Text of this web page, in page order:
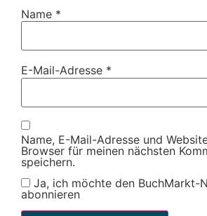
Name *
E-Mail-Adresse *
Name, E-Mail-Adresse und
Browser für meinen nächsten
speichern.
Ja, ich möchte den BuchMarkt-
abonnieren